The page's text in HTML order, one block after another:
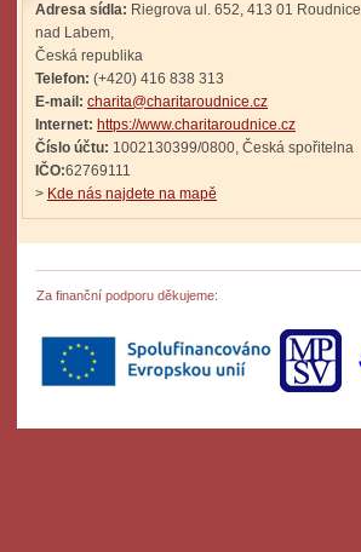
Adresa sídla: Riegrova ul. 652, 413 01 Roudnice
nad Labem,
Česká republika
Telefon: (+420) 416 838 313
E-mail: charita@charitaroudnice.cz
Internet: https://www.charitaroudnice.cz
Číslo účtu: 1002130399/0800, Česká spořitelna
IČO:62769111
> Kde nás najdete na mapě
Za finanční podporu děkujeme: